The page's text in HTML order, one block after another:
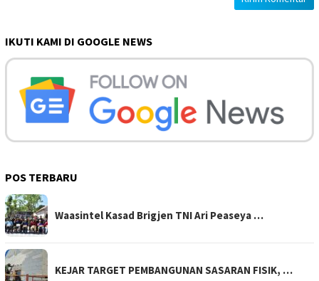
IKUTI KAMI DI GOOGLE NEWS
POS TERBARU
Waasintel Kasad Brigjen TNI Ari Peaseya …
KEJAR TARGET PEMBANGUNAN SASARAN FISIK, …